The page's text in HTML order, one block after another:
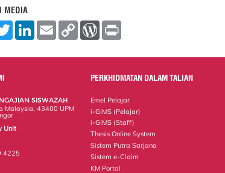
MEDIA
T
w
L
E
m
C
W
r
e
s
SISWAZAH
Malaysia, 43400 UPM
Unit
4225
PERKHIDMATAN DALAM TALIAN
Emel Pelajar
i-GIMS (Pelajar)
i-GIMS (Staff)
Thesis Online System
Sistem Putra Sarjana
Sistem e-Claim
KM Portal